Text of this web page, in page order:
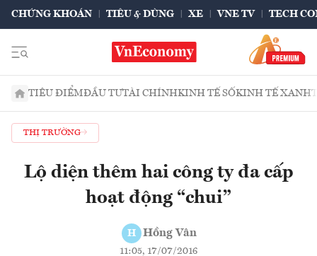
CHỨNG KHOÁN TIÊU & DÙNG XE VNE TV TECH
TIÊU ĐIỂMĐẦU TƯTÀI CHÍNHKINH TẾ SỐKINH TẾ XANH
THỊ TRƯỜNG
Lộ diện thêm hai công ty đa cấp
hoạt động “chui”
H Hồng Vân
11:05, 17/07/2016